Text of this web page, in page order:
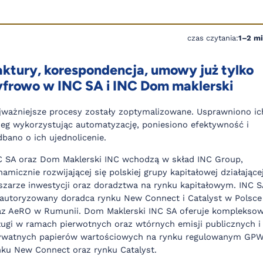
czas czytania:1–2
korespondencja, umowy już tylko
w INC SA i INC Dom maklerski
procesy zostały zoptymalizowane. Usprawniono
wykorzystując automatyzację, poniesiono efektywność i
o ich ujednolicenie.
SA oraz Dom Maklerski INC wchodzą w skład INC Group,
rozwijającej się polskiej grupy kapitałowej
inwestycji oraz doradztwa na rynku kapitałowym. INC
doradca rynku New Connect i Catalyst w Polsce
AeRO w Rumunii. Dom Maklerski INC SA oferuje
w ramach pierwotnych oraz wtórnych emisji publicznych i
papierów wartościowych na rynku regulowanym
New Connect oraz rynku Catalyst.